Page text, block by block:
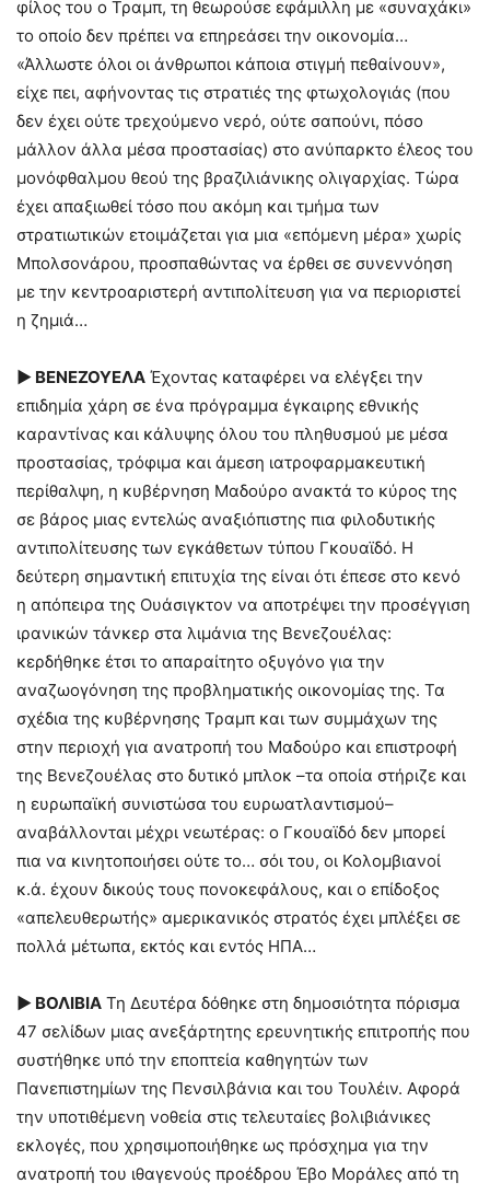
φίλος του ο Τραμπ, τη θεωρούσε εφάμιλλη με «συναχάκι»
το οποίο δεν πρέπει να επηρεάσει την οικονομία…
«Άλλωστε όλοι οι άνθρωποι κάποια στιγμή πεθαίνουν»,
είχε πει, αφήνοντας τις στρατιές της φτωχολογιάς (που
δεν έχει ούτε τρεχούμενο νερό, ούτε σαπούνι, πόσο
μάλλον άλλα μέσα προστασίας) στο ανύπαρκτο έλεος του
μονόφθαλμου θεού της βραζιλιάνικης ολιγαρχίας. Τώρα
έχει απαξιωθεί τόσο που ακόμη και τμήμα των
στρατιωτικών ετοιμάζεται για μια «επόμενη μέρα» χωρίς
Μπολσονάρου, προσπαθώντας να έρθει σε συνεννόηση
με την κεντροαριστερή αντιπολίτευση για να περιοριστεί
η ζημιά…
► ΒΕΝΕΖΟΥΕΛΑ Έχοντας καταφέρει να ελέγξει την
επιδημία χάρη σε ένα πρόγραμμα έγκαιρης εθνικής
καραντίνας και κάλυψης όλου του πληθυσμού με μέσα
προστασίας, τρόφιμα και άμεση ιατροφαρμακευτική
περίθαλψη, η κυβέρνηση Μαδούρο ανακτά το κύρος της
σε βάρος μιας εντελώς αναξιόπιστης πια φιλοδυτικής
αντιπολίτευσης των εγκάθετων τύπου Γκουαϊδό. Η
δεύτερη σημαντική επιτυχία της είναι ότι έπεσε στο κενό
η απόπειρα της Ουάσιγκτον να αποτρέψει την προσέγγιση
ιρανικών τάνκερ στα λιμάνια της Βενεζουέλας:
κερδήθηκε έτσι το απαραίτητο οξυγόνο για την
αναζωογόνηση της προβληματικής οικονομίας της. Τα
σχέδια της κυβέρνησης Τραμπ και των συμμάχων της
στην περιοχή για ανατροπή του Μαδούρο και επιστροφή
της Βενεζουέλας στο δυτικό μπλοκ –τα οποία στήριζε και
η ευρωπαϊκή συνιστώσα του ευρωατλαντισμού–
αναβάλλονται μέχρι νεωτέρας: ο Γκουαϊδό δεν μπορεί
πια να κινητοποιήσει ούτε το… σόι του, οι Κολομβιανοί
κ.ά. έχουν δικούς τους πονοκεφάλους, και ο επίδοξος
«απελευθερωτής» αμερικανικός στρατός έχει μπλέξει σε
πολλά μέτωπα, εκτός και εντός ΗΠΑ…
► ΒΟΛΙΒΙΑ Τη Δευτέρα δόθηκε στη δημοσιότητα πόρισμα
47 σελίδων μιας ανεξάρτητης ερευνητικής επιτροπής που
συστήθηκε υπό την εποπτεία καθηγητών των
Πανεπιστημίων της Πενσιλβάνια και του Τουλέιν. Αφορά
την υποτιθέμενη νοθεία στις τελευταίες βολιβιάνικες
εκλογές, που χρησιμοποιήθηκε ως πρόσχημα για την
ανατροπή του ιθαγενούς προέδρου Έβο Μοράλες από τη